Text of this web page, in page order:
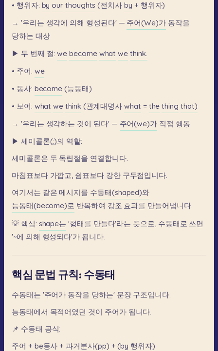
• 행위자: by our thoughts (전치사 by + 행위자)
→ '우리는 생각에 의해 형성된다' — 주어(We)가 동작을
당하는 대상
▶ 두 번째 절: we become what we think.
• 주어: we
• 동사: become (능동태)
• 보어: what we think (관계대명사 what = the thing that)
→ '우리는 생각하는 것이 된다' — 주어(we)가 직접 행동
▶ 세미콜론(;)의 역할:
세미콜론은 두 독립절을 연결합니다.
마침표보다 가깝고, 쉼표보다 강한 구두점입니다.
여기서는 같은 메시지를 수동태(shaped)와
능동태(become)로 반복하여 강조 효과를 만들어냅니다.
💡 핵심: shape는 '형태를 만들다'라는 뜻으로, 수동태로 쓰면
'~에 의해 형성되다'가 됩니다.
핵심 문법 규칙: 수동태
수동태는 '주어가 동작을 당하는' 문장 구조입니다.
능동태에서 목적어였던 것이 주어가 됩니다.
📌 수동태 공식:
주어 + be동사 + 과거분사(pp) + (by 행위자)